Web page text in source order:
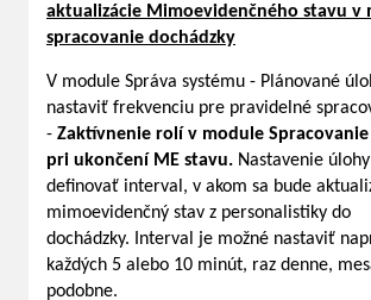
aktualizácie Mimoevidenčného stavu v
spracovanie dochádzky
V module Správa systému - Plánované
nastaviť frekvenciu pre pravidelné
- Zaktívnenie rolí v module
pri ukončení ME stavu. Nastavenie
definovať interval, v akom sa bude
mimoevidenčný stav z personalistiky do
dochádzky. Interval je možné nastaviť
každých 5 alebo 10 minút, raz denne,
podobne.